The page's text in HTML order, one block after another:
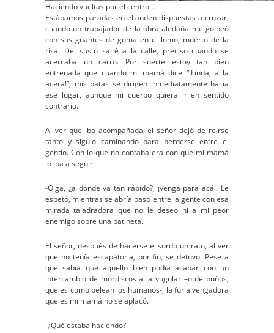
Haciendo vueltas por el centro…
Estábamos paradas en el andén dispuestas a cruzar,
cuando un trabajador de la obra aledaña me golpeó
con sus guantes de goma en el lomo, muerto de la
risa. Del susto salté a la calle, preciso cuando se
acercaba un carro. Por suerte estoy tan bien
entrenada que cuando mi mamá dice “¡Linda, a la
acera!”, mis patas se dirigen inmediatamente hacia
ese lugar, aunque mi cuerpo quiera ir en sentido
contrario.
Al ver que iba acompañada, el señor dejó de reírse
tanto y siguió caminando para perderse entre el
gentío. Con lo que no contaba era con que mi mamá
lo iba a seguir.
-Oiga, ¿a dónde va tan rápido?, ¡venga para acá!. Le
espetó, mientras se abría paso entre la gente con esa
mirada taladradora que no le deseo ni a mi peor
enemigo sobre una patineta.
El señor, después de hacerse el sordo un rato, al ver
que no tenía escapatoria, por fin, se detuvo. Pese a
que sabía que aquello bien podía acabar con un
intercambio de mordiscos a la yugular –o de puños,
que es como pelean los humanos-, la furia vengadora
que es mi mamá no se aplacó.
-¿Qué estaba haciendo?